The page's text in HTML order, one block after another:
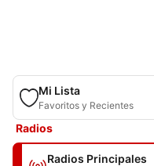
Mi Lista
Favoritos y Recientes
Radios
Radios Principales